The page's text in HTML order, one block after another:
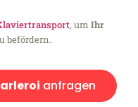
, um Ihr
befördern.
anfragen